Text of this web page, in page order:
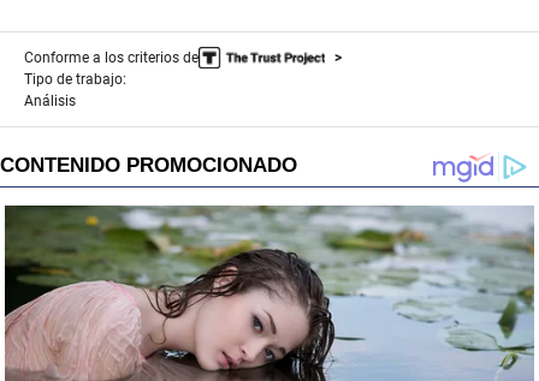
Conforme a los criterios de
Tipo de trabajo:
Análisis